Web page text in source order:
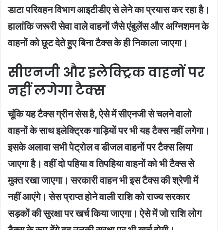
डाटा परिवहन विभाग आइटीडीए से लेने का प्रयास कर रहा है।
हालांकि जरूरी सेवा वाले वाहनों जैसे एंबुलेंस और अग्निशमन के
वाहनों को छूट देते हुए बिना टैक्स के ही निकाला जाएगा।
सीएनजी और इलेक्ट्रिक वाहनों पर
नहीं लगेगा टैक्स
चूंकि यह टैक्स ग्रीन सेस है, ऐसे में सीएनजी से चलने वालो
वाहनों के साथ इलेक्ट्रिक गाड़ियों पर भी यह टैक्स नहीं लगेगा।
इसके अलावा सभी पेट्रोल व डीजल वाहनों पर टैक्स लिया
जाएगा है। वहीं दो पहिया व तिपहिया वाहनों को भी टैक्स से
मुक्त रखा जाएगा। सरकारी वाहन भी इस टैक्स की श्रेणी में
नहीं आएंगे। सेस प्राप्त होने वाली राशि को राज्य सरकार
सड़कों की सुरक्षा पर खर्च किया जाएगा। ऐसे में जो राशि लोग